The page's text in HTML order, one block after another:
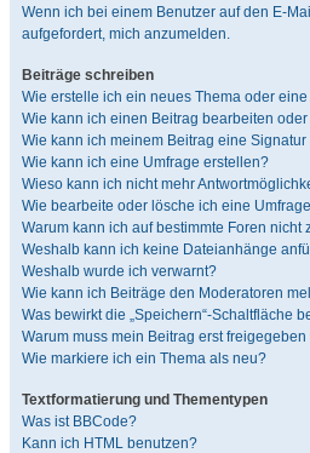
Wenn ich bei einem Benutzer auf den E-
aufgefordert, mich anzumelden.
Beiträge schreiben
Wie erstelle ich ein neues Thema oder eine
Wie kann ich einen Beitrag bearbeiten
Wie kann ich meinem Beitrag eine
Wie kann ich eine Umfrage erstellen?
Wieso kann ich nicht mehr
Wie bearbeite oder lösche ich eine
Warum kann ich auf bestimmte Foren nicht
Weshalb kann ich keine Dateianhänge
Weshalb wurde ich verwarnt?
Wie kann ich Beiträge den Moderatoren
Was bewirkt die „Speichern“-Schaltfläche
Warum muss mein Beitrag erst
Wie markiere ich ein Thema als neu?
Textformatierung und Thementypen
Was ist BBCode?
Kann ich HTML benutzen?